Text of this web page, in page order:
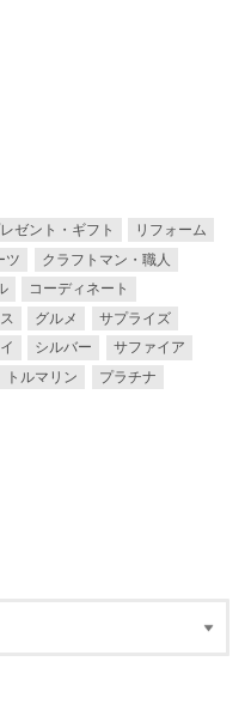
ゼント・ギフト
リフォーム
ツ
クラフトマン・職人
コーディネート
グルメ
サプライズ
シルバー
サファイア
トルマリン
プラチナ